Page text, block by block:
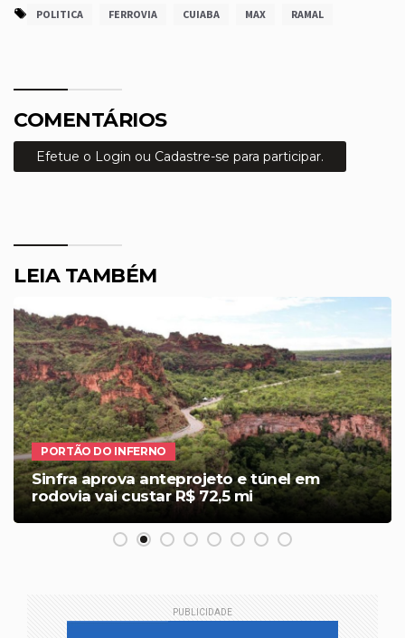
POLITICA FERROVIA CUIABA MAX RAMAL
COMENTÁRIOS
Efetue o Login ou Cadastre-se para participar.
LEIA TAMBÉM
PORTÃO DO INFERNO
Sinfra aprova anteprojeto e túnel em
rodovia vai custar R$ 72,5 mi
PUBLICIDADE